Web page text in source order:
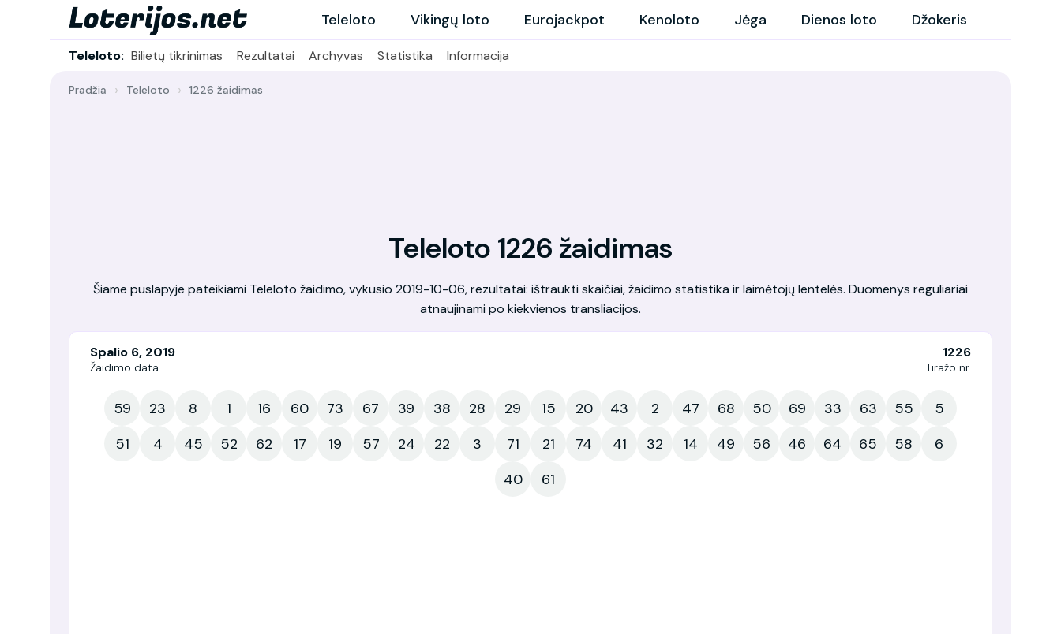
Teleloto Vikingų loto Eurojackpot Kenoloto Jėga Dienos loto Džokeris
Teleloto: Bilietų tikrinimas Rezultatai Archyvas Statistika Informacija
Pradžia Teleloto 1226 žaidimas
Teleloto 1226 žaidimas
Šiame puslapyje pateikiami Teleloto žaidimo, vykusio 2019-10-06, rezultatai: ištraukti skaičiai, žaidimo statistika ir laimėtojų lentelės. Duomenys reguliariai
atnaujinami po kiekvienos transliacijos.
Spalio 6, 2019
Žaidimo data
1226
Tiražo nr.
59 23 8 1 16 60 73 67 39 38 28 29 15 20 43 2 47 68 50 69 33 63 55
5
51
4 45 52 62 17 19 57 24 22 3 71 21 74 41 32 14 49 56 46 64 65 58
6
40
61